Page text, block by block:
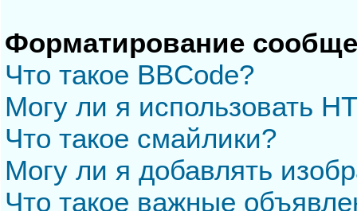
Форматирование
Что такое BBCode?
Могу ли я использовать
Что такое смайлики?
Могу ли я добавлять
Что такое важные